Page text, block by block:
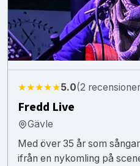
★★★★★5.0(2
Fredd Live
Gävle
Med över 35 år som
ifrån en nykomling på